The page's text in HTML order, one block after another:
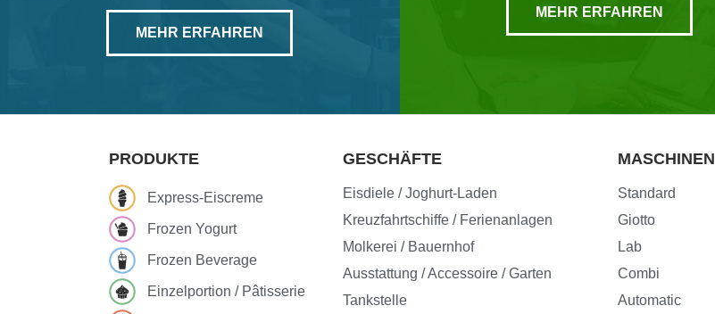
MEHR ERFAHREN
MEHR ERFAHREN
PRODUKTE
Express-Eiscreme
Frozen Yogurt
Frozen Beverage
Einzelportion / Pâtisserie
GESCHÄFTE
Eisdiele / Joghurt-Laden
Kreuzfahrtschiffe / Ferienanlagen
Molkerei / Bauernhof
Ausstattung / Accessoire / Garten
Tankstelle
MASCHINEN
Standard
Giotto
Lab
Combi
Automatic